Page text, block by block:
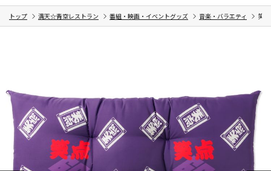
トップ 満天☆青空レストラン 番組・映画・イベントグッズ 音楽・バラエティ 笑